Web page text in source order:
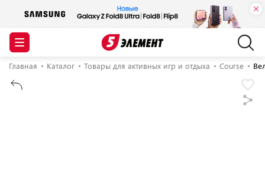
Главная Каталог Товары для активных игр и отдыха Course